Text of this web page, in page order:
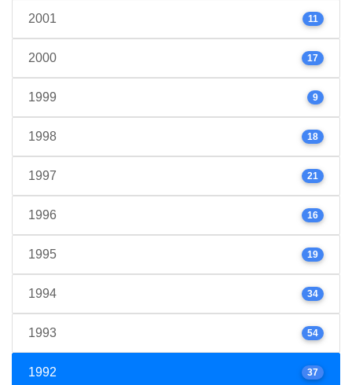
2001 11
2000 17
1999 9
1998 18
1997 21
1996 16
1995 19
1994 34
1993 54
1992 37